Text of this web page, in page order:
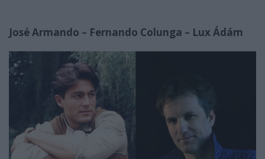
José Armando – Fernando Colunga – Lux Ádám